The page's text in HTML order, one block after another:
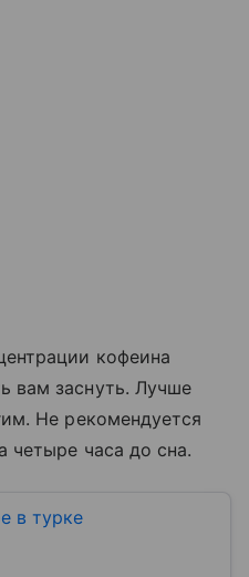
кофеина
вам заснуть. Лучше
Не рекомендуется
четыре часа до сна.
в турке